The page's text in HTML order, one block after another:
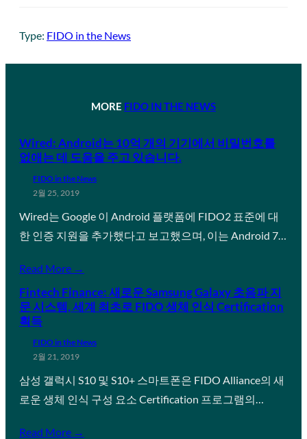
Type: FIDO in the News
MORE FIDO IN THE NEWS
Wired: Android는 10억 개의 기기에서 비밀번호를
없애는 데 도움을 주고 있습니다.
FIDO in the News
2월 25, 2019
Wired는 Google 이 Android 플랫폼에 FIDO2 표준에 대
한 인증 지원을 추가했다고 보고했으며, 이는 Android 7…
Read More →
Fintech Finance: 새로운 Samsung Galaxy 초음파 지
문 시스템, 세계 최초로 FIDO 생체 인식 Certification
획득
FIDO in the News
2월 21, 2019
삼성 갤럭시 S10 및 S10+ 스마트폰은 FIDO Alliance의 새
로운 생체 인식 구성 요소 Certification 프로그램의…
Read More →